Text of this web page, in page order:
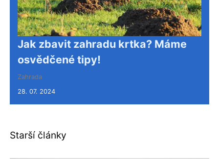
Jak zbavit zahradu krtka? Máme
osvědčené tipy!
Zahrada
28. 07. 2024
Starší články